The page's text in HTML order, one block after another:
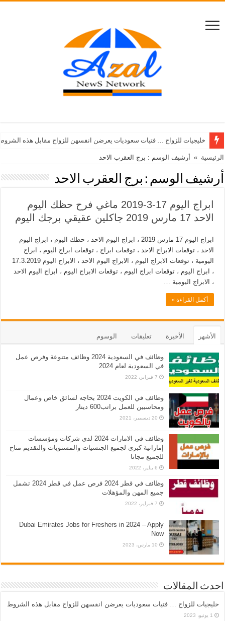
خليجيات للزواج … فتيات سعوديات يعرضن انفسهن للزواج مقابل هذه
الرئيسية » أرشيف الوسم : برج العقرب الاحد
أرشيف الوسم : برج العقرب الاحد
ابراج اليوم 17-3-2019 ماغي فرح حظك اليوم
الاحد 17 مارس 2019 جاكلين عقيقي برجك اليوم
ابراج اليوم 17 مارس 2019 ، ابراج اليوم الاحد ، حظك اليوم ، ابراج اليوم
الاحد ، توقعات الابراج الاحد ، توقعات ابراج ، توقعات ابراج اليوم ، ابراج
اليومية ، توقعات الابراج اليوم ، الابراج اليوم الاحد ، الابراج اليوم 17.3.2019
، ابراج اليوم ، توقعات ابراج اليوم ، توقعات الابراج اليوم ، ابراج اليوم الاحد
، الابراج اليومية …
أكمل القراءة »
الأشهر الأخيرة تعليقات الوسوم
وظائف في السعودية 2024 وظائف متنوعة وفرص عمل
في السعودية لعام 2024
7 فبراير، 2022
وظائف في الكويت 2024 بحاجه لسائق خاص وعمال
ومحاسبين للعمل براتب600 دينار
20 ديسمبر، 2021
وظائف في الامارات 2024 لدى شركات ومؤسسات
إماراتية كبرى لجميع الجنسيات والمستويات والتقديم متاح
للجميع مجانا
6 يناير، 2022
وظائف في قطر 2024 فرص عمل في قطر 2024 تشمل
جميع المهن والمؤهلات
7 فبراير، 2022
Dubai Emirates Jobs for Freshers in 2024 – Apply
Now
10 مارس، 2023
احدث المقالات
خليجيات للزواج … فتيات سعوديات يعرضن انفسهن للزواج مقابل هذه الشروط
1 يونيو، 2023